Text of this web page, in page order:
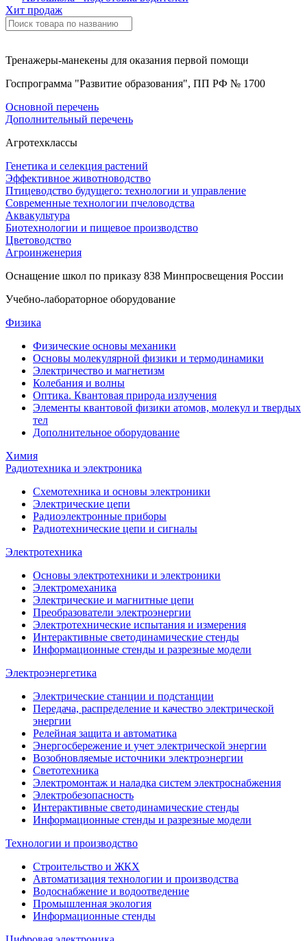
Хит продаж
Тренажеры-манекены для оказания первой помощи
Госпрограмма "Развитие образования", ПП РФ № 1700
Основной перечень
Дополнительный перечень
Агротехклассы
Генетика и селекция растений
Эффективное животноводство
Птицеводство будущего: технологии и управление
Современные технологии пчеловодства
Аквакультура
Биотехнологии и пищевое производство
Цветоводство
Агроинженерия
Оснащение школ по приказу 838 Минпросвещения России
Учебно-лабораторное оборудование
Физика
Физические основы механики
Основы молекулярной физики и термодинамики
Электричество и магнетизм
Колебания и волны
Оптика. Квантовая природа излучения
Элементы квантовой физики атомов, молекул и твердых
тел
Дополнительное оборудование
Химия
Радиотехника и электроника
Схемотехника и основы электроники
Электрические цепи
Радиоэлектронные приборы
Радиотехнические цепи и сигналы
Электротехника
Основы электротехники и электроники
Электромеханика
Электрические и магнитные цепи
Преобразователи электроэнергии
Электротехнические испытания и измерения
Интерактивные светодинамические стенды
Информационные стенды и разрезные модели
Электроэнергетика
Электрические станции и подстанции
Передача, распределение и качество электрической
энергии
Релейная защита и автоматика
Энергосбережение и учет электрической энергии
Возобновляемые источники электроэнергии
Светотехника
Электромонтаж и наладка систем электроснабжения
Электробезопасность
Интерактивные светодинамические стенды
Информационные стенды и разрезные модели
Технологии и производство
Строительство и ЖКХ
Автоматизация технологии и производства
Водоснабжение и водоотведение
Промышленная экология
Информационные стенды